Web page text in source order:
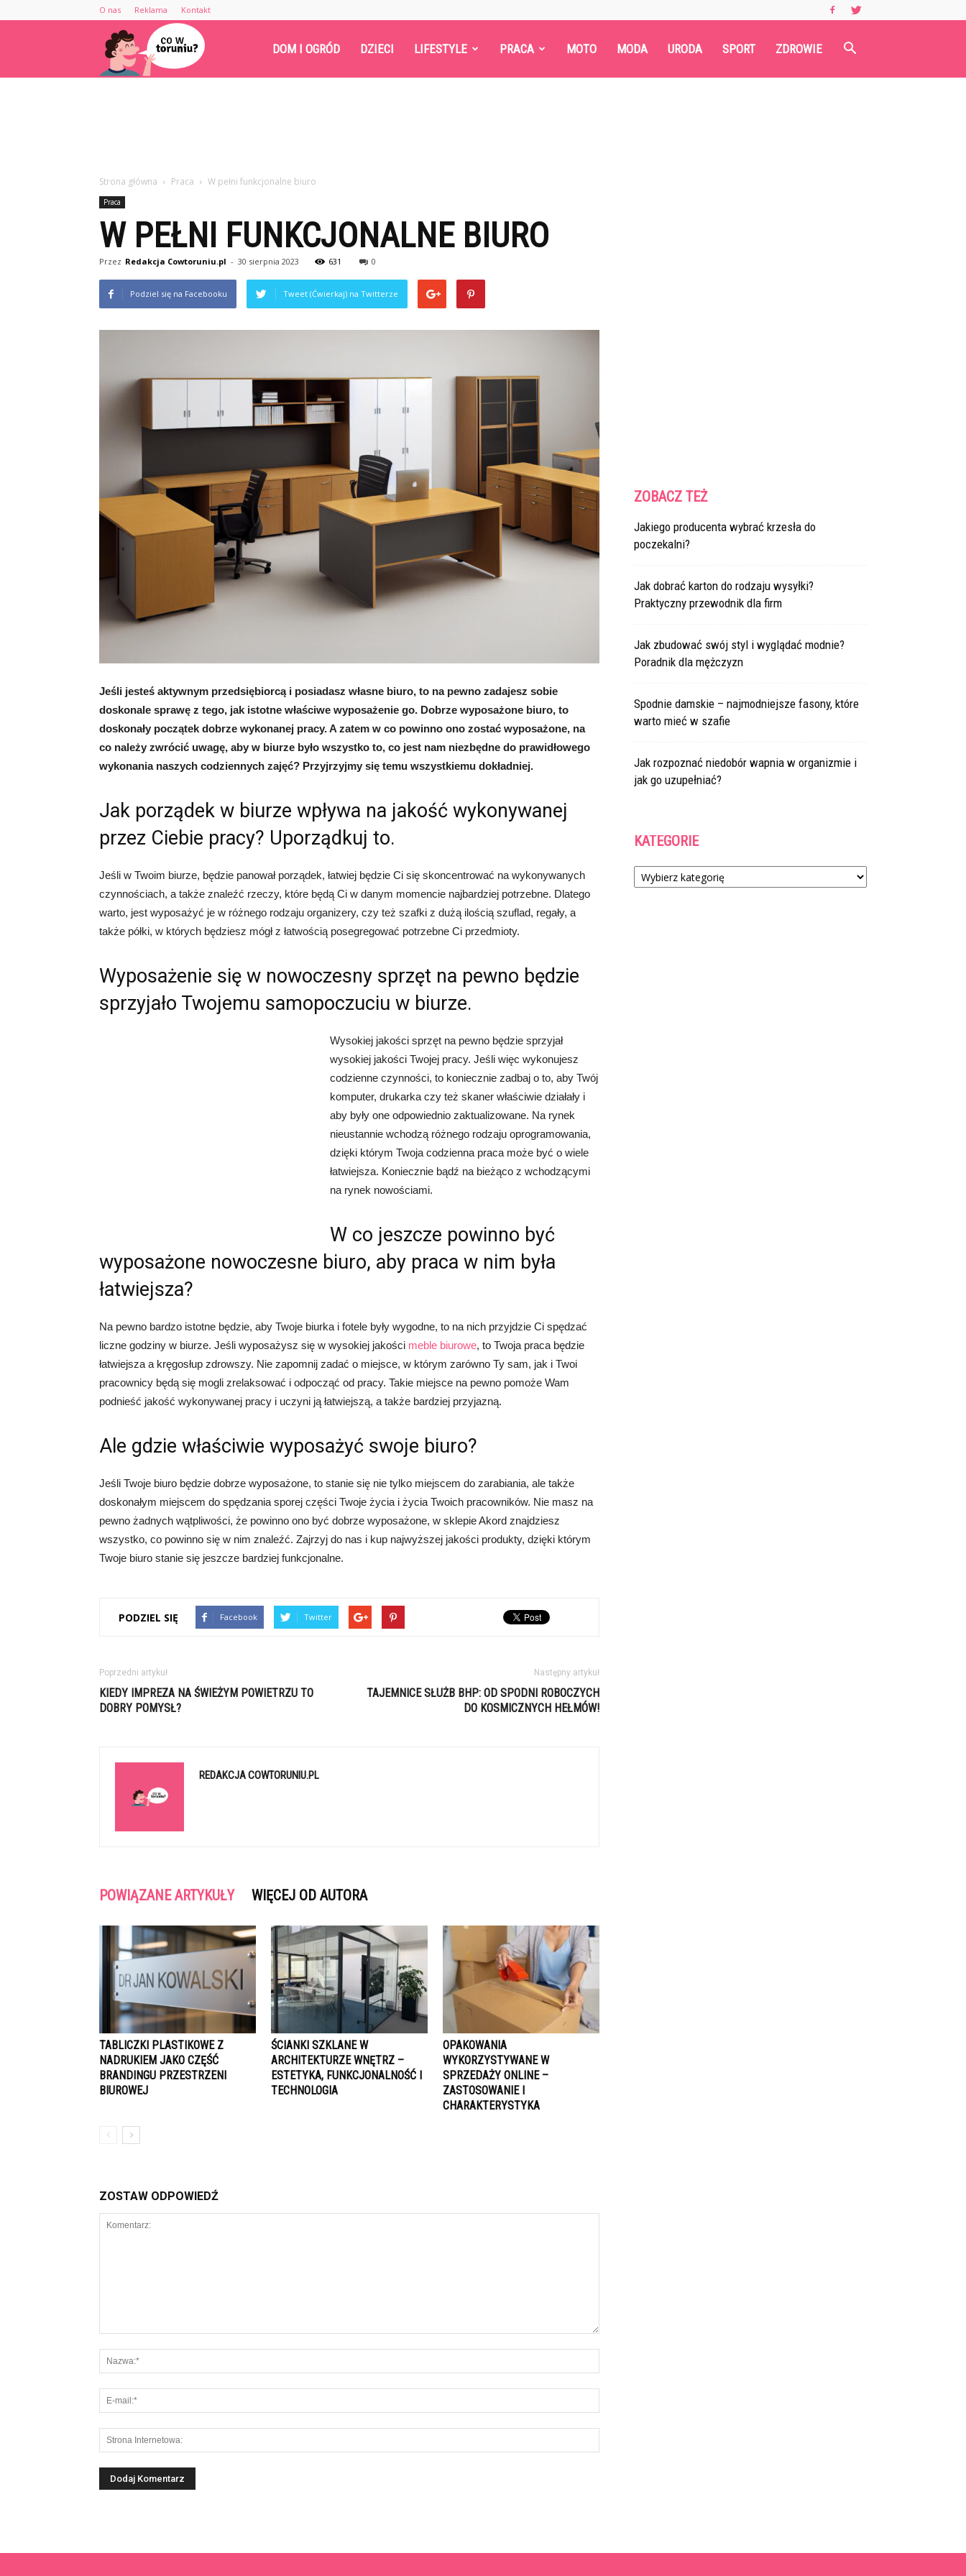
O nas Reklama Kontakt
Cowtoruniu.pl DOM I OGRÓD DZIECI LIFESTYLE PRACA MOTO MODA URODA SPORT ZDROWIE
Strona główna Praca W pełni funkcjonalne biuro
Praca
W PEŁNI FUNKCJONALNE BIURO
Przez Redakcja Cowtoruniu.pl - 30 sierpnia 2023 631 0
Podziel się na Facebooku Tweet (Ćwierkaj) na Twitterze
Jeśli jesteś aktywnym przedsiębiorcą i posiadasz własne biuro, to na pewno zadajesz sobie
doskonale sprawę z tego, jak istotne właściwe wyposażenie go. Dobrze wyposażone biuro, to
doskonały początek dobrze wykonanej pracy. A zatem w co powinno ono zostać wyposażone, na
co należy zwrócić uwagę, aby w biurze było wszystko to, co jest nam niezbędne do prawidłowego
wykonania naszych codziennych zajęć? Przyjrzyjmy się temu wszystkiemu dokładniej.
Jak porządek w biurze wpływa na jakość wykonywanej
przez Ciebie pracy? Uporządkuj to.
Jeśli w Twoim biurze, będzie panował porządek, łatwiej będzie Ci się skoncentrować na wykonywanych
czynnościach, a także znaleźć rzeczy, które będą Ci w danym momencie najbardziej potrzebne. Dlatego
warto, jest wyposażyć je w różnego rodzaju organizery, czy też szafki z dużą ilością szuflad, regały, a
także półki, w których będziesz mógł z łatwością posegregować potrzebne Ci przedmioty.
Wyposażenie się w nowoczesny sprzęt na pewno będzie
sprzyjało Twojemu samopoczuciu w biurze.
Wysokiej jakości sprzęt na pewno będzie sprzyjał
wysokiej jakości Twojej pracy. Jeśli więc wykonujesz
codzienne czynności, to koniecznie zadbaj o to, aby Twój
komputer, drukarka czy też skaner właściwie działały i
aby były one odpowiednio zaktualizowane. Na rynek
nieustannie wchodzą różnego rodzaju oprogramowania,
dzięki którym Twoja codzienna praca może być o wiele
łatwiejsza. Koniecznie bądź na bieżąco z wchodzącymi
na rynek nowościami.
W co jeszcze powinno być
wyposażone nowoczesne biuro, aby praca w nim była
łatwiejsza?
Na pewno bardzo istotne będzie, aby Twoje biurka i fotele były wygodne, to na nich przyjdzie Ci spędzać
liczne godziny w biurze. Jeśli wyposażysz się w wysokiej jakości meble biurowe, to Twoja praca będzie
łatwiejsza a kręgosłup zdrowszy. Nie zapomnij zadać o miejsce, w którym zarówno Ty sam, jak i Twoi
pracownicy będą się mogli zrelaksować i odpocząć od pracy. Takie miejsce na pewno pomoże Wam
podnieść jakość wykonywanej pracy i uczyni ją łatwiejszą, a także bardziej przyjazną.
Ale gdzie właściwie wyposażyć swoje biuro?
Jeśli Twoje biuro będzie dobrze wyposażone, to stanie się nie tylko miejscem do zarabiania, ale także
doskonałym miejscem do spędzania sporej części Twoje życia i życia Twoich pracowników. Nie masz na
pewno żadnych wątpliwości, że powinno ono być dobrze wyposażone, w sklepie Akord znajdziesz
wszystko, co powinno się w nim znaleźć. Zajrzyj do nas i kup najwyższej jakości produkty, dzięki którym
Twoje biuro stanie się jeszcze bardziej funkcjonalne.
PODZIEL SIĘ Facebook Twitter
Poprzedni artykuł
KIEDY IMPREZA NA ŚWIEŻYM POWIETRZU TO
DOBRY POMYSŁ?
Następny artykuł
TAJEMNICE SŁUŻB BHP: OD SPODNI ROBOCZYCH
DO KOSMICZNYCH HEŁMÓW!
REDAKCJA COWTORUNIU.PL
POWIĄZANE ARTYKUŁY WIĘCEJ OD AUTORA
TABLICZKI PLASTIKOWE Z
NADRUKIEM JAKO CZĘŚĆ
BRANDINGU PRZESTRZENI
BIUROWEJ
ŚCIANKI SZKLANE W
ARCHITEKTURZE WNĘTRZ –
ESTETYKA, FUNKCJONALNOŚĆ I
TECHNOLOGIA
OPAKOWANIA
WYKORZYSTYWANE W
SPRZEDAŻY ONLINE –
ZASTOSOWANIE I
CHARAKTERYSTYKA
ZOSTAW ODPOWIEDŹ
ZOBACZ TEŻ
Jakiego producenta wybrać krzesła do
poczekalni?
Jak dobrać karton do rodzaju wysyłki?
Praktyczny przewodnik dla firm
Jak zbudować swój styl i wyglądać modnie?
Poradnik dla mężczyzn
Spodnie damskie – najmodniejsze fasony, które
warto mieć w szafie
Jak rozpoznać niedobór wapnia w organizmie i
jak go uzupełniać?
KATEGORIE
Kategorie